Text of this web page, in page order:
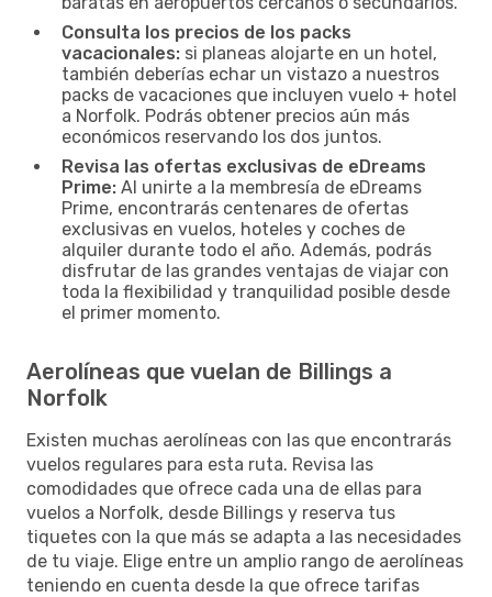
Consulta los precios de los packs
vacacionales: si planeas alojarte en un hotel,
también deberías echar un vistazo a nuestros
packs de vacaciones que incluyen vuelo + hotel
a Norfolk. Podrás obtener precios aún más
económicos reservando los dos juntos.
Revisa las ofertas exclusivas de eDreams
Prime: Al unirte a la membresía de eDreams
Prime, encontrarás centenares de ofertas
exclusivas en vuelos, hoteles y coches de
alquiler durante todo el año. Además, podrás
disfrutar de las grandes ventajas de viajar con
toda la flexibilidad y tranquilidad posible desde
el primer momento.
Aerolíneas que vuelan de Billings a
Norfolk
Existen muchas aerolíneas con las que encontrarás
vuelos regulares para esta ruta. Revisa las
comodidades que ofrece cada una de ellas para
vuelos a Norfolk, desde Billings y reserva tus
tiquetes con la que más se adapta a las necesidades
de tu viaje. Elige entre un amplio rango de aerolíneas
teniendo en cuenta desde la que ofrece tarifas